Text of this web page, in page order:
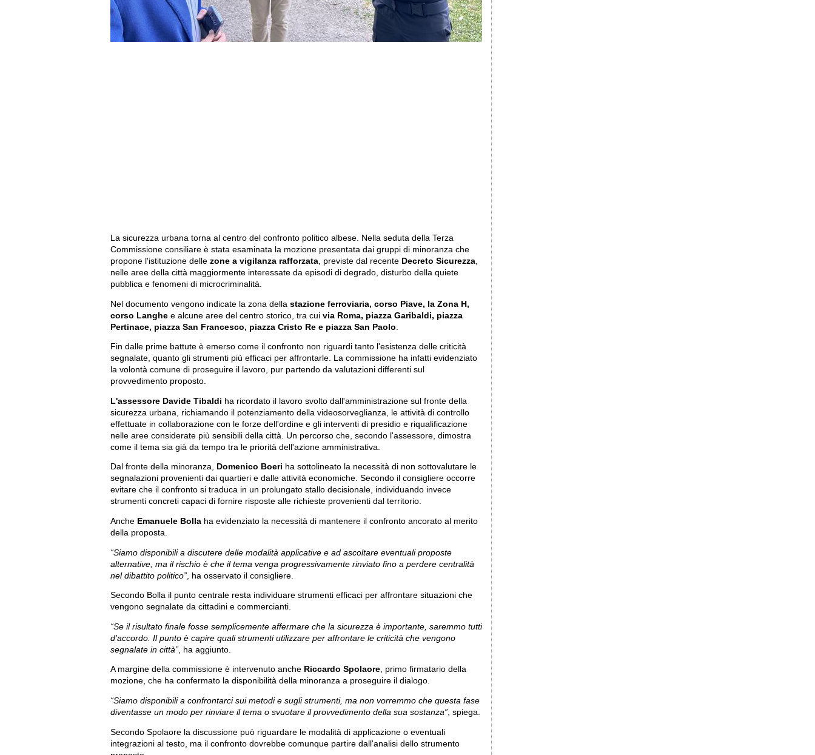
La sicurezza urbana torna al centro del confronto politico albese. Nella seduta della Terza
Commissione consiliare è stata esaminata la mozione presentata dai gruppi di minoranza che
propone l'istituzione delle zone a vigilanza rafforzata, previste dal recente Decreto Sicurezza,
nelle aree della città maggiormente interessate da episodi di degrado, disturbo della quiete
pubblica e fenomeni di microcriminalità.
Nel documento vengono indicate la zona della stazione ferroviaria, corso Piave, la Zona H,
corso Langhe e alcune aree del centro storico, tra cui via Roma, piazza Garibaldi, piazza
Pertinace, piazza San Francesco, piazza Cristo Re e piazza San Paolo
Fin dalle prime battute è emerso come il confronto non riguardi tanto l'esistenza delle criticità
segnalate, quanto gli strumenti più efficaci per affrontarle. La commissione ha infatti evidenziato
la volontà comune di proseguire il lavoro, pur partendo da valutazioni differenti sul
provvedimento proposto.
L'assessore Davide Tibaldi ha ricordato il lavoro svolto dall'amministrazione sul fronte della
sicurezza urbana, richiamando il potenziamento della videosorveglianza, le attività di controllo
effettuate in collaborazione con le forze dell'ordine e gli interventi di presidio e riqualificazione
nelle aree considerate più sensibili della città. Un percorso che, secondo l'assessore, dimostra
come il tema sia già da tempo tra le priorità dell'azione amministrativa.
Dal fronte della minoranza, Domenico Boeri ha sottolineato la necessità di non sottovalutare le
segnalazioni provenienti dai quartieri e dalle attività economiche. Secondo il consigliere occorre
evitare che il confronto si traduca in un prolungato stallo decisionale, individuando invece
strumenti concreti capaci di fornire risposte alle richieste provenienti dal territorio.
Anche Emanuele Bolla ha evidenziato la necessità di mantenere il confronto ancorato al merito
della proposta.
“Siamo disponibili a discutere delle modalità applicative e ad ascoltare eventuali proposte
alternative, ma il rischio è che il tema venga progressivamente rinviato fino a perdere centralità
nel dibattito politico” , ha osservato il consigliere.
Secondo Bolla il punto centrale resta individuare strumenti efficaci per affrontare situazioni che
vengono segnalate da cittadini e commercianti.
“Se il risultato finale fosse semplicemente affermare che la sicurezza è importante, saremmo tutti
d'accordo. Il punto è capire quali strumenti utilizzare per affrontare le criticità che vengono
segnalate in città” , ha aggiunto.
A margine della commissione è intervenuto anche Riccardo Spolaore, primo firmatario della
mozione, che ha confermato la disponibilità della minoranza a proseguire il dialogo.
“Siamo disponibili a confrontarci sui metodi e sugli strumenti, ma non vorremmo che questa fase
diventasse un modo per rinviare il tema o svuotare il provvedimento della sua sostanza” , spiega.
Secondo Spolaore la discussione può riguardare le modalità di applicazione o eventuali
integrazioni al testo, ma il confronto dovrebbe comunque partire dall'analisi dello strumento